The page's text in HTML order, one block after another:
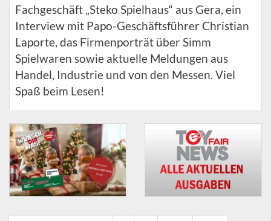
Fachgeschäft „Steko Spielhaus“ aus Gera, ein
Interview mit Papo-Geschäftsführer Christian
Laporte, das Firmenporträt über Simm
Spielwaren sowie aktuelle Meldungen aus
Handel, Industrie und von den Messen. Viel
Spaß beim Lesen!